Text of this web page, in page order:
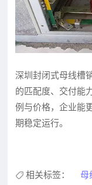
深圳封闭式母线槽
的匹配度、交付能
例与价格，企业能
期稳定运行。
相关标签： 母